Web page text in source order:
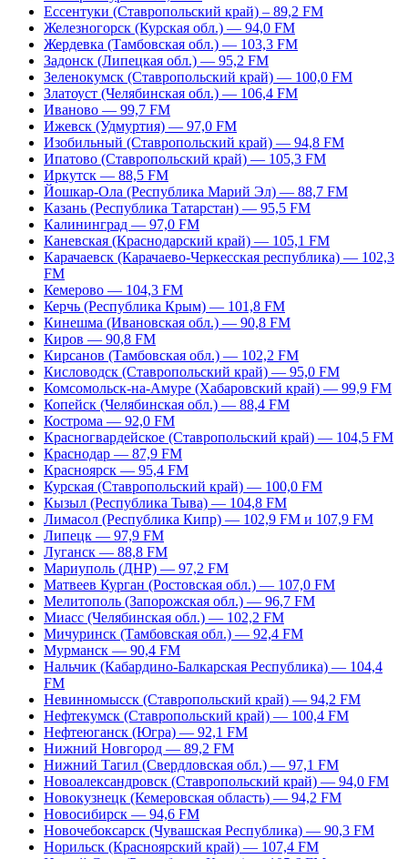
Ессентуки (Ставропольский край) – 89,2 FM
Железногорск (Курская обл.) — 94,0 FM
Жердевка (Тамбовская обл.) — 103,3 FM
Задонск (Липецкая обл.) — 95,2 FM
Зеленокумск (Ставропольский край) — 100,0 FM
Златоуст (Челябинская обл.) — 106,4 FM
Иваново — 99,7 FM
Ижевск (Удмуртия) — 97,0 FM
Изобильный (Ставропольский край) — 94,8 FM
Ипатово (Ставропольский край) — 105,3 FM
Иркутск — 88,5 FM
Йошкар-Ола (Республика Марий Эл) — 88,7 FM
Казань (Республика Татарстан) — 95,5 FM
Калининград — 97,0 FM
Каневская (Краснодарский край) — 105,1 FM
Карачаевск (Карачаево-Черкесская республика) — 102,3
FM
Кемерово — 104,3 FM
Керчь (Республика Крым) — 101,8 FM
Кинешма (Ивановская обл.) — 90,8 FM
Киров — 90,8 FM
Кирсанов (Тамбовская обл.) — 102,2 FM
Кисловодск (Ставропольский край) — 95,0 FM
Комсомольск-на-Амуре (Хабаровский край) — 99,9 FM
Копейск (Челябинская обл.) — 88,4 FM
Кострома — 92,0 FM
Красногвардейское (Ставропольский край) — 104,5 FM
Краснодар — 87,9 FM
Красноярск — 95,4 FM
Курская (Ставропольский край) — 100,0 FM
Кызыл (Республика Тыва) — 104,8 FM
Лимасол (Республика Кипр) — 102,9 FM и 107,9 FM
Липецк — 97,9 FM
Луганск — 88,8 FM
Мариуполь (ДНР) — 97,2 FM
Матвеев Курган (Ростовская обл.) — 107,0 FM
Мелитополь (Запорожская обл.) — 96,7 FM
Миасс (Челябинская обл.) — 102,2 FM
Мичуринск (Тамбовская обл.) — 92,4 FM
Мурманск — 90,4 FM
Нальчик (Кабардино-Балкарская Республика) — 104,4
FM
Невинномысск (Ставропольский край) — 94,2 FM
Нефтекумск (Ставропольский край) — 100,4 FM
Нефтеюганск (Югра) — 92,1 FM
Нижний Новгород — 89,2 FM
Нижний Тагил (Свердловская обл.) — 97,1 FM
Новоалександровск (Ставропольский край) — 94,0 FM
Новокузнецк (Кемеровская область) — 94,2 FM
Новосибирск — 94,6 FM
Новочебоксарск (Чувашская Республика) — 90,3 FM
Норильск (Красноярский край) — 107,4 FM